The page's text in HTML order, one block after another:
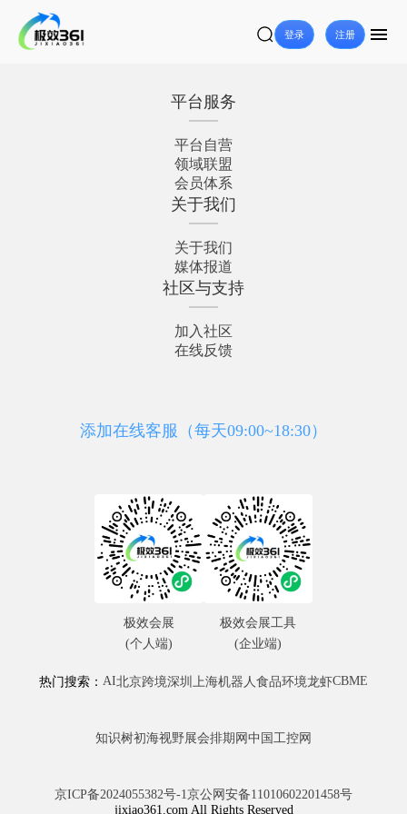
登录 注册
平台服务
平台自营
领域联盟
会员体系
关于我们
关于我们
媒体报道
社区与支持
加入社区
在线反馈
添加在线客服（每天09:00~18:30）
热门搜索： AI北京跨境深圳 上海机器人食品环境龙虾CBME
知识树初海视野展会排期网 中国工控网
京ICP备2024055382号-1京公网安备11010602201458号
jixiao361.com All Rights Reserved
极效会展
(个人端)
极效会展工具
(企业端)